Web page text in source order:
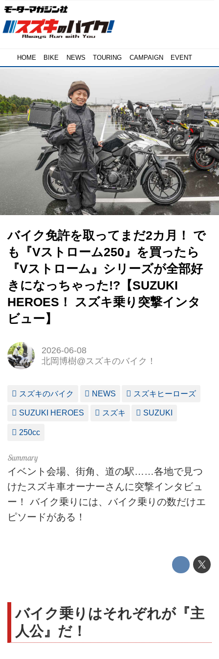
HOME BIKE NEWS TOURING CAMPAIGN EVENT
バイク免許を取ってまだ2カ月！ で
も『Vストローム250』を買ったら
『Vストローム』シリーズが全部好
きになっちゃった!?【SUZUKI
HEROES！ スズキ乗り突撃インタ
ビュー】
2026-06-08
北岡博樹@スズキのバイク！
スズキのバイク NEWS スズキヒーローズ
SUZUKI HEROES スズキ SUZUKI
250cc
イベント会場、街角、道の駅……各地で見つ
けたスズキ車オーナーさんに突撃インタビュ
ー！ バイク乗りには、バイク乗りの数だけエ
ピソードがある！
バイク乗りはそれぞれが『主
人公』だ！